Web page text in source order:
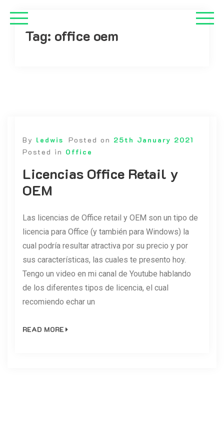
Tag: office oem
By ledwis Posted on 25th January 2021
Posted in Office
Licencias Office Retail y
OEM
Las licencias de Office retail y OEM son un tipo de
licencia para Office (y también para Windows) la
cual podría resultar atractiva por su precio y por
sus características, las cuales te presento hoy.
Tengo un video en mi canal de Youtube hablando
de los diferentes tipos de licencia, el cual
recomiendo echar un
READ MORE